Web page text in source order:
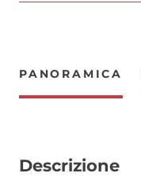
PANORAMICA
Descrizione